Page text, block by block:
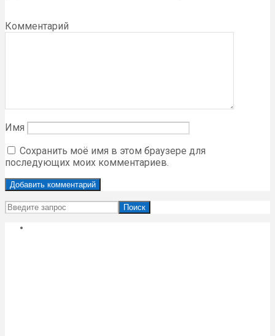
Комментарий
Имя
Сохранить моё имя в этом браузере для
последующих моих комментариев.
Поиск